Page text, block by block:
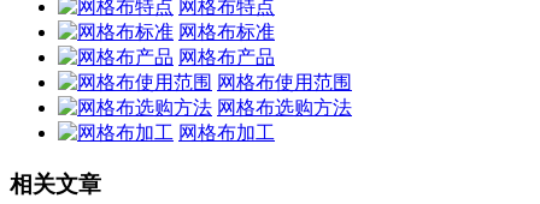
网格布特点
网格布标准
网格布产品
网格布使用范围
网格布选购方法
网格布加工
相关文章